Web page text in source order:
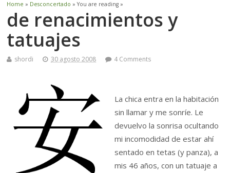
Home » Desconcertado » You are reading »
de renacimientos y
tatuajes
shordi 30 agosto 2008 4 Comments
La chica entra en la habitación
sin llamar y me sonríe. Le
devuelvo la sonrisa ocultando
mi incomodidad de estar ahí
sentado en tetas (y panza), a
mis 46 años, con un tatuaje a